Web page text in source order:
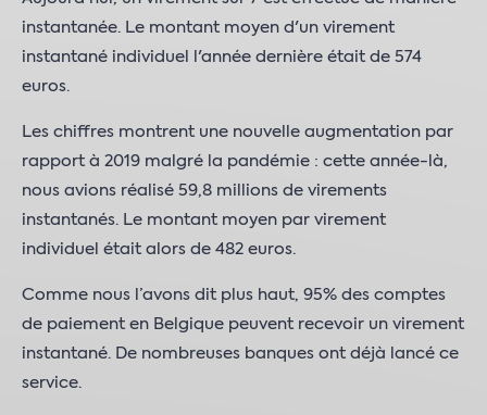
instantanée. Le montant moyen d'un virement
instantané individuel l'année dernière était de 574
euros.
Les chiffres montrent une nouvelle augmentation par
rapport à 2019 malgré la pandémie : cette année-là,
nous avions réalisé 59,8 millions de virements
instantanés. Le montant moyen par virement
individuel était alors de 482 euros.
Comme nous l’avons dit plus haut, 95% des comptes
de paiement en Belgique peuvent recevoir un virement
instantané. De nombreuses banques ont déjà lancé ce
service.